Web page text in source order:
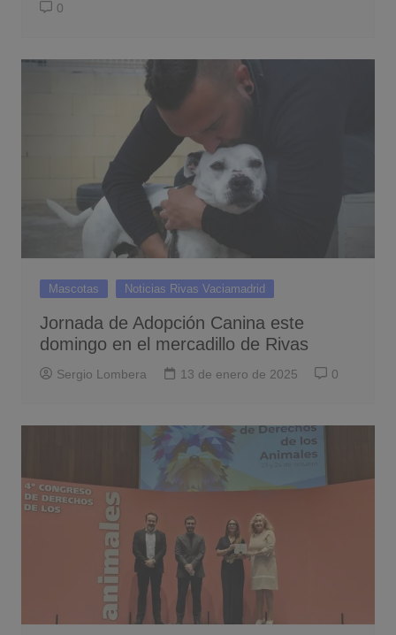
0
Mascotas Noticias Rivas Vaciamadrid
Jornada de Adopción Canina este
domingo en el mercadillo de Rivas
Sergio Lombera 13 de enero de 2025 0